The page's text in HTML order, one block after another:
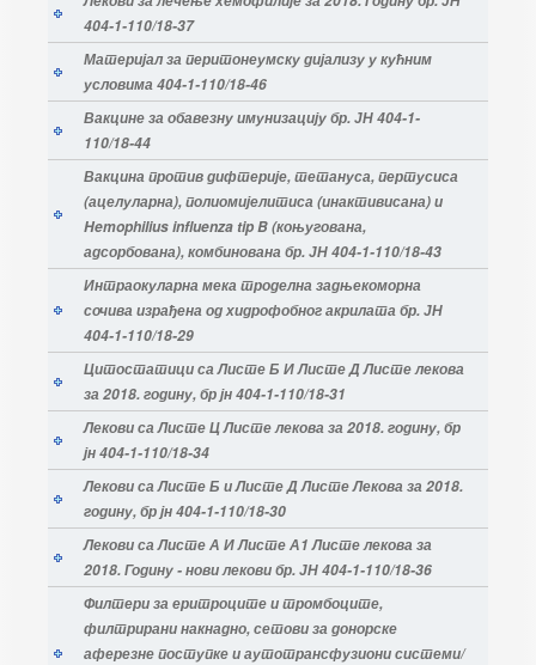
404-1-110/18-37
Материјал за перитонеумску дијализу у кућним
условима 404-1-110/18-46
Вакцине за обавезну имунизацију бр. ЈН 404-1-
110/18-44
Вакцина против дифтерије, тетануса, пертусиса
(ацелуларна), полиомијелитиса (инактивисана) и
Hemophilius influenza tip B (коњугована,
адсорбована), комбинована бр. ЈН 404-1-110/18-43
Интраокуларна мека троделна задњекоморна
сочива израђена од хидрофобног акрилата бр. ЈН
404-1-110/18-29
Цитостатици са Листе Б И Листе Д Листе лекова
за 2018. годину, бр јн 404-1-110/18-31
Лекови са Листе Ц Листе лекова за 2018. годину, бр
јн 404-1-110/18-34
Лекови са Листе Б и Листе Д Листе Лекова за 2018.
годину, бр јн 404-1-110/18-30
Лекови са Листе А И Листе А1 Листе лекова за
2018. Годину - нови лекови бр. ЈН 404-1-110/18-36
Филтери за еритроците и тромбоците,
филтрирани накнадно, сетови за донорске
аферезне поступке и аутотрансфузиони системи/